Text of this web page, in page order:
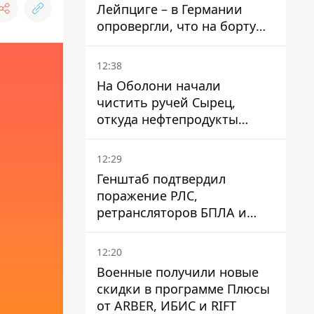
Лейпциге – в Германии
опровергли, что на борту
украинского самолета были
оружие и боеприпасы
12:38
На Оболони начали
чистить ручей Сырец,
откуда нефтепродукты
попадали в озера
12:29
Генштаб подтвердил
поражение РЛС,
ретрансляторов БПЛА и
других военных объектов
РФ в Крыму и на юге
12:20
Военные получили новые
скидки в программе Плюсы
от ARBER, ИБИС и RIFT